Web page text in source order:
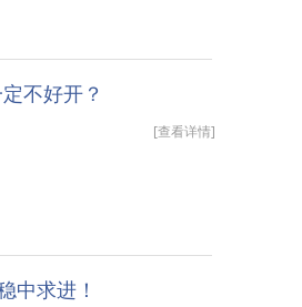
不好开？
[查看详情]
中求进！